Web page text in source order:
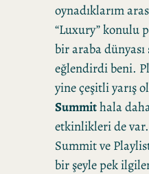
oynadıklarım
“Luxury” konulu
bir araba
eğlendirdi beni.
yine çeşitli yarış
Summithala
etkinlikleri de var.
Summit ve
bir şeyle pek